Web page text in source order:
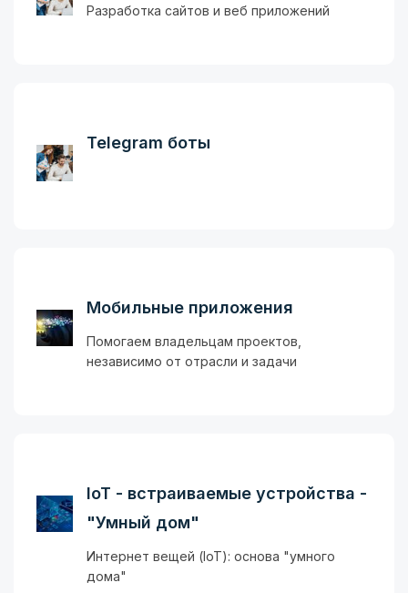
Разработка сайтов и веб приложений
Telegram боты
Мобильные приложения
Помогаем владельцам проектов,
независимо от отрасли и задачи
IoT - встраиваемые устройства -
"Умный дом"
Интернет вещей (IoT): основа "умного
дома"